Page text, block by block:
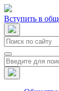
Вступить в